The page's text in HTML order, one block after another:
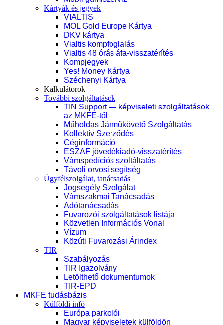
Kártyák és jegyek
VIALTIS
MOL Gold Europe Kártya
DKV kártya
Vialtis kompfoglalás
Vialtis 48 órás áfa-visszatérítés
Kompjegyek
Yes! Money Kártya
Széchenyi Kártya
Kalkulátorok
További szolgáltatások
TIN Support — képviseleti szolgáltatások
az MKFE-től
Műholdas Járműkövető Szolgáltatás
Kollektív Szerződés
Céginformáció
ESZAF jövedékiadó-visszatérítés
Vámspedíciós szoltáltatás
Távoli orvosi segítség
Ügyfélszolgálat, tanácsadás
Jogsegély Szolgálat
Vámszakmai Tanácsadás
Adótanácsadás
Fuvarozói szolgáltatások listája
Közvetlen Információs Vonal
Vízum
Közúti Fuvarozási Árindex
TIR
Szabályozás
TIR Igazolvány
Letölthető dokumentumok
TIR-EPD
MKFE tudásbázis
Külföldi infó
Európa parkolói
Magyar képviseletek külföldön